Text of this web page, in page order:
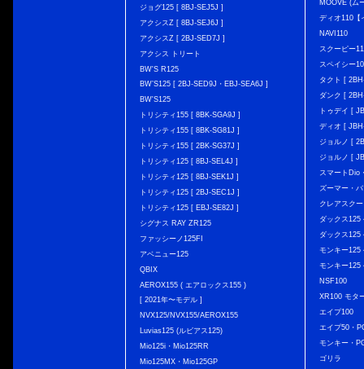
ジョグ125 [ 8BJ-SEJ5J ]
アクシスZ [ 8BJ-SEJ6J ]
アクシスZ [ 2BJ-SED7J ]
アクシス トリート
BW'S R125
BW’S125 [ 2BJ-SED9J・EBJ-SEA6J ]
BW'S125
トリシティ155 [ 8BK-SGA9J ]
トリシティ155 [ 8BK-SG81J ]
トリシティ155 [ 2BK-SG37J ]
トリシティ125 [ 8BJ-SEL4J ]
トリシティ125 [ 8BJ-SEK1J ]
トリシティ125 [ 2BJ-SEC1J ]
トリシティ125 [ EBJ-SE82J ]
シグナス RAY ZR125
ファッシーノ125FI
アベニュー125
QBIX
AEROX155 ( エアロックス155 )
[ 2021年〜モデル ]
NVX125/NVX155/AEROX155
Luvias125 (ルビアス125)
Mio125i・Mio125RR
Mio125MX・Mio125GP
MOOVE (ム
ディオ110【
NAVI110
スクーピー
スペイシー
タクト [
ダンク [
トゥデイ [
ディオ [
ジョルノ [
ジョルノ [
スマートDio
ズーマー・
クレアスク
ダックス
ダックス
モンキー
モンキー125
NSF100
XR100 モタ
エイプ100
エイプ50・
モンキー・
ゴリラ